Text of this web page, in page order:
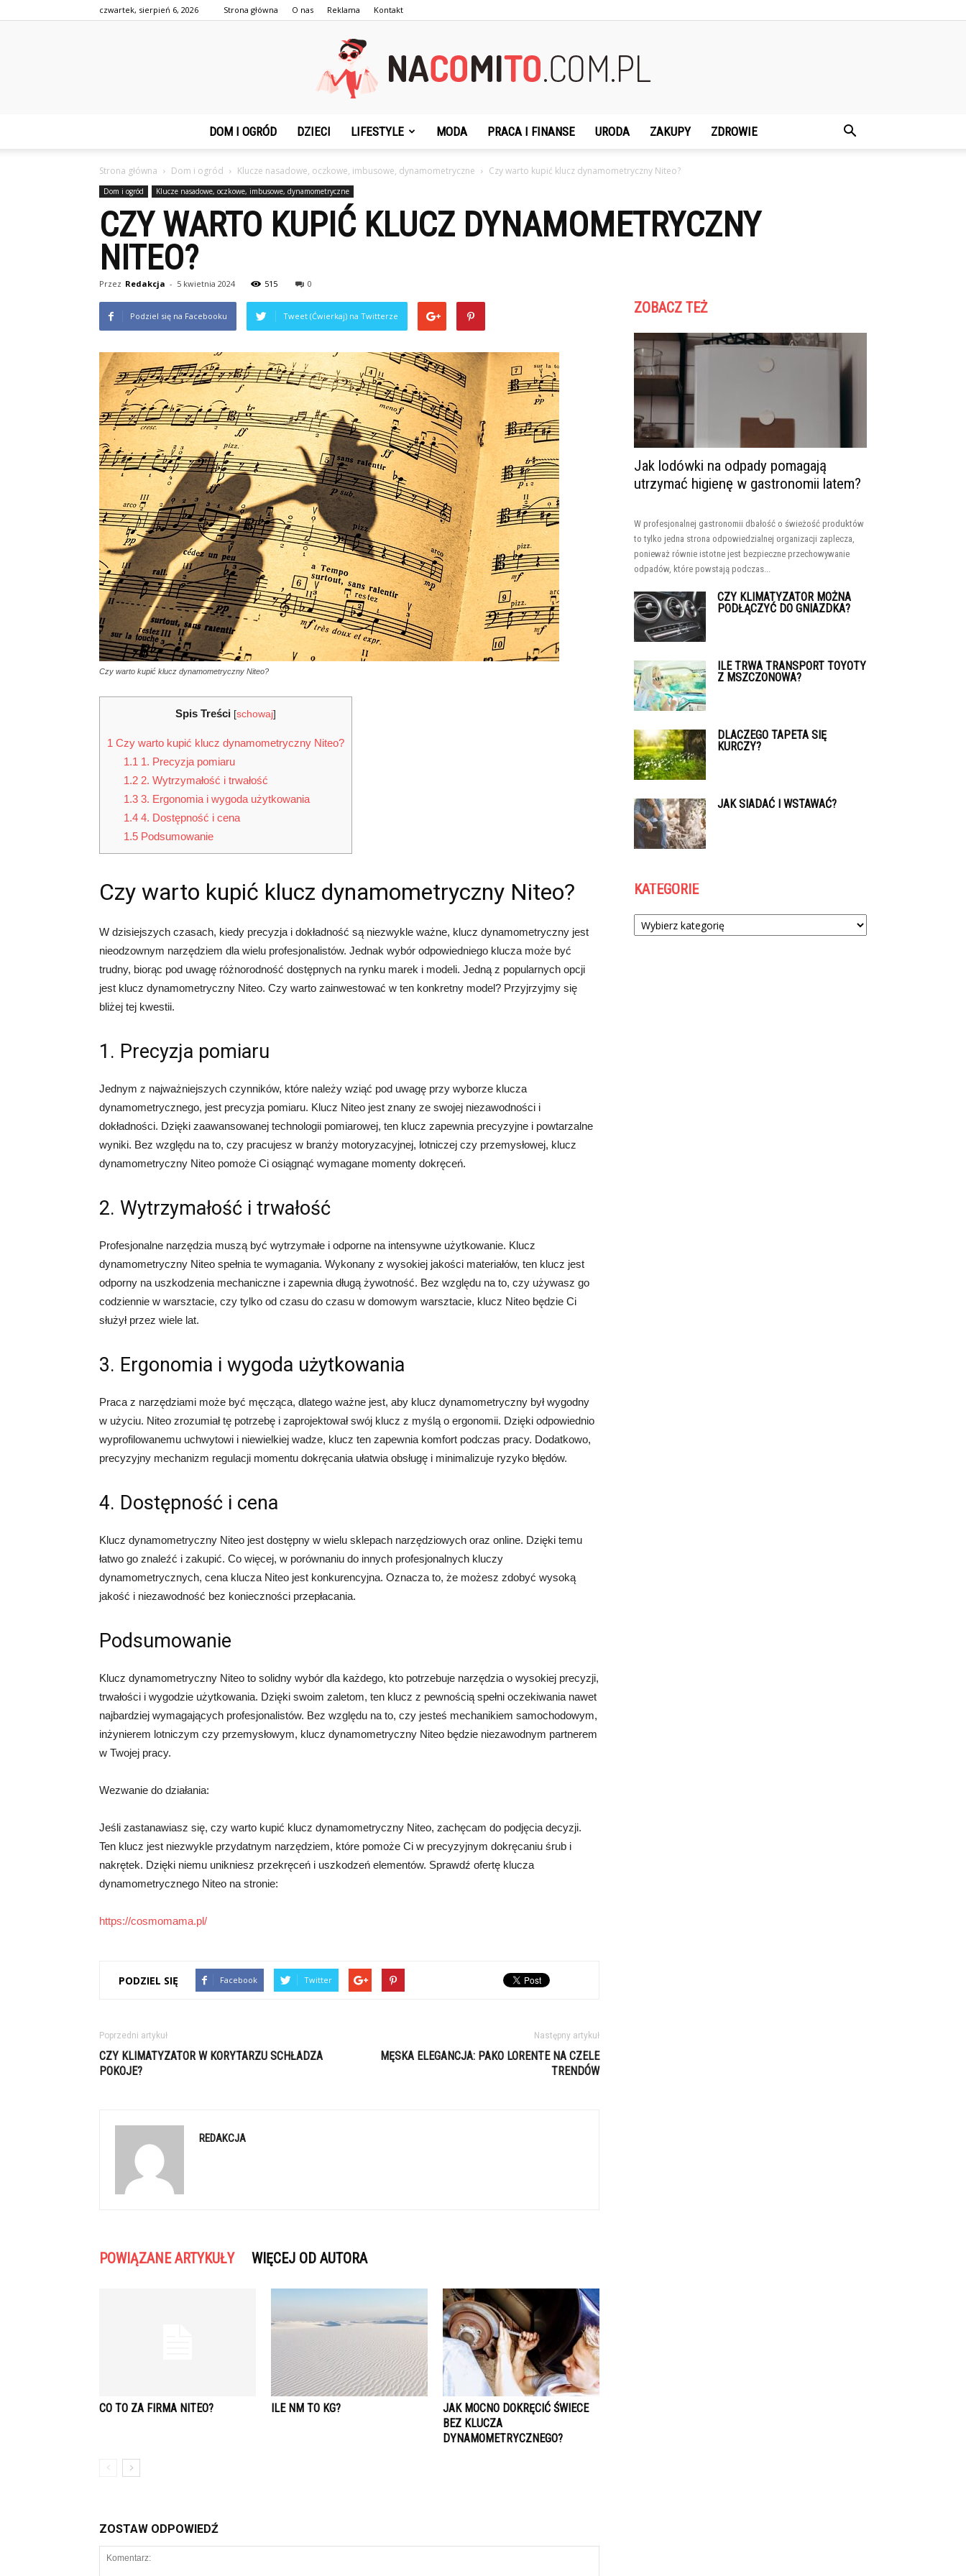
czwartek, sierpień 6, 2026 Strona główna O nas Reklama Kontakt
DOM I OGRÓD DZIECI LIFESTYLE MODA PRACA I FINANSE URODA ZAKUPY ZDROWIE
Strona główna Dom i ogród Klucze nasadowe, oczkowe, imbusowe, dynamometryczne Czy warto kupić klucz dynamometryczny Niteo?
Dom i ogród Klucze nasadowe, oczkowe, imbusowe, dynamometryczne
CZY WARTO KUPIĆ KLUCZ DYNAMOMETRYCZNY
NITEO?
Przez Redakcja - 5 kwietnia 2024 515 0
Podziel się na Facebooku Tweet (Ćwierkaj) na Twitterze
Czy warto kupić klucz dynamometryczny Niteo?
Spis Treści [schowaj]
1 Czy warto kupić klucz dynamometryczny Niteo?
1.1 1. Precyzja pomiaru
1.22. Wytrzymałość i trwałość
1.33. Ergonomia i wygoda użytkowania
1.44. Dostępność i cena
1.5Podsumowanie
Czy warto kupić klucz dynamometryczny Niteo?
W dzisiejszych czasach, kiedy precyzja i dokładność są niezwykle ważne, klucz dynamometryczny jest
nieodzownym narzędziem dla wielu profesjonalistów. Jednak wybór odpowiedniego klucza może być
trudny, biorąc pod uwagę różnorodność dostępnych na rynku marek i modeli. Jedną z popularnych opcji
jest klucz dynamometryczny Niteo. Czy warto zainwestować w ten konkretny model? Przyjrzyjmy się
bliżej tej kwestii.
1. Precyzja pomiaru
Jednym z najważniejszych czynników, które należy wziąć pod uwagę przy wyborze klucza
dynamometrycznego, jest precyzja pomiaru. Klucz Niteo jest znany ze swojej niezawodności i
dokładności. Dzięki zaawansowanej technologii pomiarowej, ten klucz zapewnia precyzyjne i powtarzalne
wyniki. Bez względu na to, czy pracujesz w branży motoryzacyjnej, lotniczej czy przemysłowej, klucz
dynamometryczny Niteo pomoże Ci osiągnąć wymagane momenty dokręceń.
2. Wytrzymałość i trwałość
Profesjonalne narzędzia muszą być wytrzymałe i odporne na intensywne użytkowanie. Klucz
dynamometryczny Niteo spełnia te wymagania. Wykonany z wysokiej jakości materiałów, ten klucz jest
odporny na uszkodzenia mechaniczne i zapewnia długą żywotność. Bez względu na to, czy używasz go
codziennie w warsztacie, czy tylko od czasu do czasu w domowym warsztacie, klucz Niteo będzie Ci
służył przez wiele lat.
3. Ergonomia i wygoda użytkowania
Praca z narzędziami może być męcząca, dlatego ważne jest, aby klucz dynamometryczny był wygodny
w użyciu. Niteo zrozumiał tę potrzebę i zaprojektował swój klucz z myślą o ergonomii. Dzięki odpowiednio
wyprofilowanemu uchwytowi i niewielkiej wadze, klucz ten zapewnia komfort podczas pracy. Dodatkowo,
precyzyjny mechanizm regulacji momentu dokręcania ułatwia obsługę i minimalizuje ryzyko błędów.
4. Dostępność i cena
Klucz dynamometryczny Niteo jest dostępny w wielu sklepach narzędziowych oraz online. Dzięki temu
łatwo go znaleźć i zakupić. Co więcej, w porównaniu do innych profesjonalnych kluczy
dynamometrycznych, cena klucza Niteo jest konkurencyjna. Oznacza to, że możesz zdobyć wysoką
jakość i niezawodność bez konieczności przepłacania.
Podsumowanie
Klucz dynamometryczny Niteo to solidny wybór dla każdego, kto potrzebuje narzędzia o wysokiej precyzji,
trwałości i wygodzie użytkowania. Dzięki swoim zaletom, ten klucz z pewnością spełni oczekiwania nawet
najbardziej wymagających profesjonalistów. Bez względu na to, czy jesteś mechanikiem samochodowym,
inżynierem lotniczym czy przemysłowym, klucz dynamometryczny Niteo będzie niezawodnym partnerem
w Twojej pracy.
Wezwanie do działania:
Jeśli zastanawiasz się, czy warto kupić klucz dynamometryczny Niteo, zachęcam do podjęcia decyzji.
Ten klucz jest niezwykle przydatnym narzędziem, które pomoże Ci w precyzyjnym dokręcaniu śrub i
nakrętek. Dzięki niemu unikniesz przekręceń i uszkodzeń elementów. Sprawdź ofertę klucza
dynamometrycznego Niteo na stronie:
https://cosmomama.pl/
PODZIEL SIĘ Facebook Twitter
Poprzedni artykuł
CZY KLIMATYZATOR W KORYTARZU SCHŁADZA
POKOJE?
Następny artykuł
MĘSKA ELEGANCJA: PAKO LORENTE NA CZELE
TRENDÓW
REDAKCJA
POWIĄZANE ARTYKUŁY WIĘCEJ OD AUTORA
CO TO ZA FIRMA NITEO? ILE NM TO KG?
JAK MOCNO DOKRĘCIĆ ŚWIECE
BEZ KLUCZA
DYNAMOMETRYCZNEGO?
ZOSTAW ODPOWIEDŹ
ZOBACZ TEŻ
Jak lodówki na odpady pomagają
utrzymać higienę w gastronomii latem?
W profesjonalnej gastronomii dbałość o świeżość produktów
to tylko jedna strona odpowiedzialnej organizacji zaplecza,
ponieważ równie istotne jest bezpieczne przechowywanie
odpadów, które powstają podczas...
CZY KLIMATYZATOR MOŻNA
PODŁĄCZYĆ DO GNIAZDKA?
ILE TRWA TRANSPORT TOYOTY
Z MSZCZONOWA?
DLACZEGO TAPETA SIĘ
KURCZY?
JAK SIADAĆ I WSTAWAĆ?
KATEGORIE
Kategorie